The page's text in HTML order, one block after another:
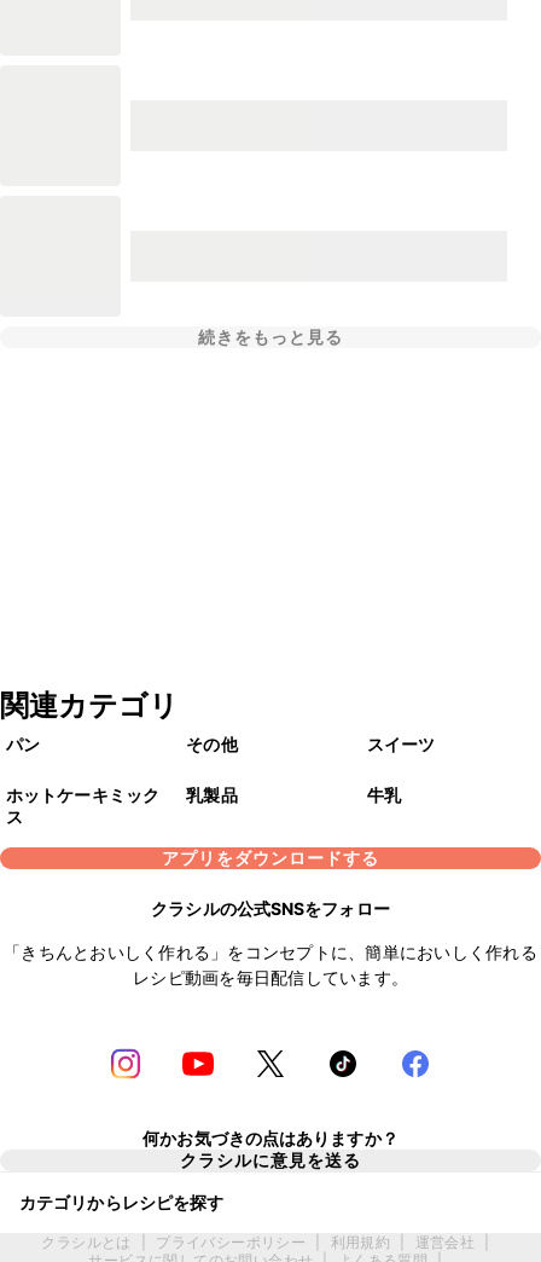
続きをもっと見る
関連カテゴリ
パン その他 スイーツ
ホットケーキミック
ス
乳製品 牛乳
アプリをダウンロードする
クラシルの公式SNSをフォロー
「きちんとおいしく作れる」をコンセプトに、簡単においしく作れる
レシピ動画を毎日配信しています。
何かお気づきの点はありますか？
クラシルに意見を送る
カテゴリからレシピを探す
クラシルとは プライバシーポリシー 利用規約 運営会社